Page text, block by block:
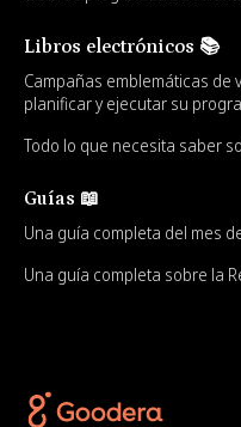
Libros electrónicos 📚
Campañas emblemáticas
planificar y ejecutar su
Todo lo que necesita saber
Guías 📖
Una guía completa del mes
Una guía completa sobre la